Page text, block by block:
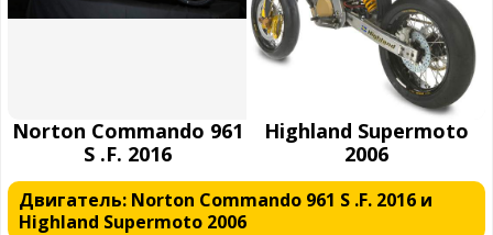
Norton Commando 961
S .F. 2016
Highland Supermoto
2006
Двигатель: Norton Commando 961 S .F. 2016 и
Highland Supermoto 2006